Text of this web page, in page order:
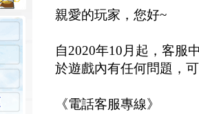
親愛的玩家，您好~
自2020年10月起，客服
於遊戲內有任何問題，
《電話客服專線》